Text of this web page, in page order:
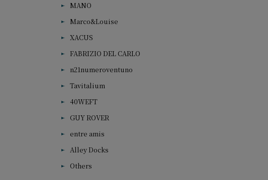
MANO
Marco&Louise
XACUS
FABRIZIO DEL CARLO
n21numeroventuno
Tavitalium
40WEFT
GUY ROVER
entre amis
Alley Docks
Others